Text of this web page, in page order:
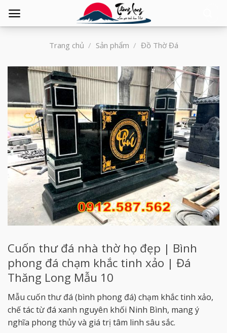
Trang chủ / Sản phẩm / Đồ Thờ Đá
Cuốn thư đá nhà thờ họ đẹp | Bình
phong đá chạm khắc tinh xảo | Đá
Thăng Long Mẫu 10
Mẫu cuốn thư đá (bình phong đá) chạm khắc tinh xảo,
chế tác từ đá xanh nguyên khối Ninh Bình, mang ý
nghĩa phong thủy và giá trị tâm linh sâu sắc.